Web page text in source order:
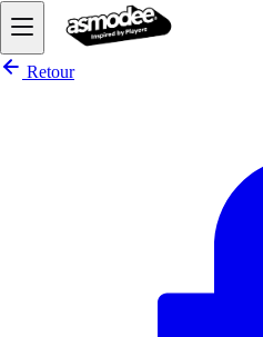
Retour